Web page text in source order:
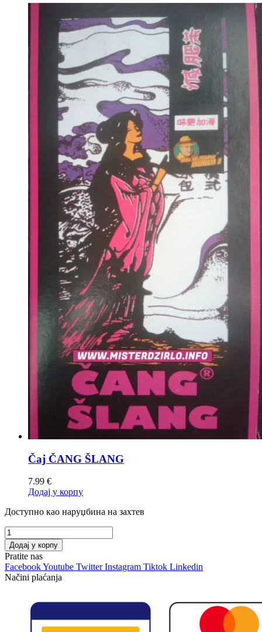
Čaj ČANG ŠLANG
7.99 €
Додај у корпу
Доступно као наруџбина на захтев
Čaj
ČANG
ŠLANG
количина
Додај у корпу
Pratite nas
FacebookYoutube Twitter Instagram Tiktok Linkedin
Načini plaćanja